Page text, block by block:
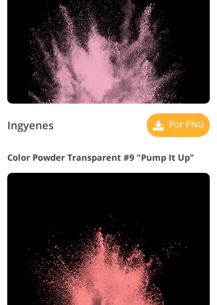
Ingyenes Por PNG
Color Powder Transparent #9 "Pump It Up"